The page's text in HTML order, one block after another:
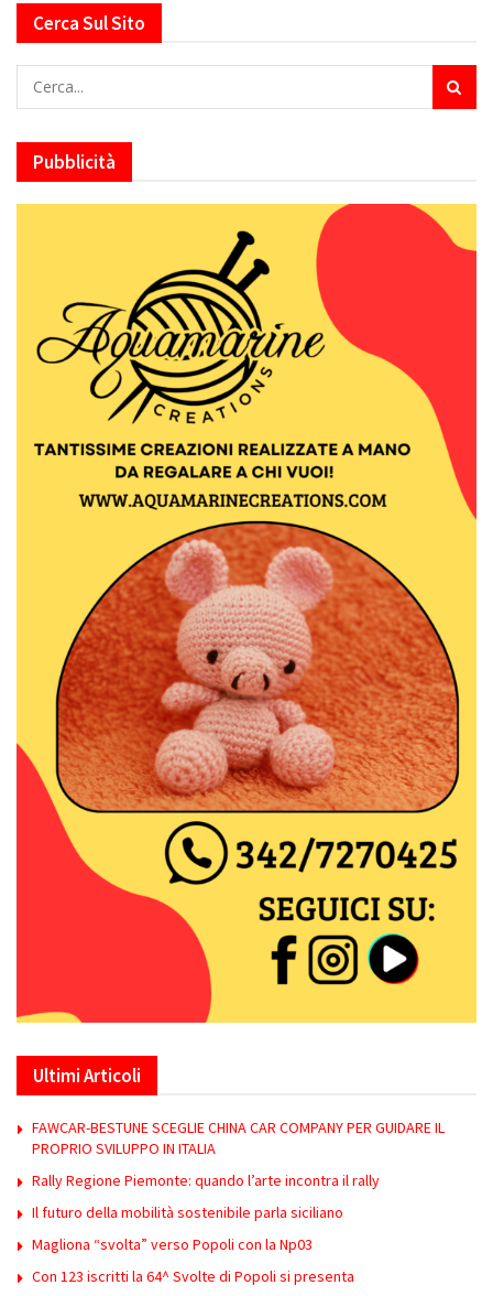
Cerca Sul Sito
Pubblicità
Ultimi Articoli
FAWCAR-BESTUNE SCEGLIE CHINA CAR COMPANY PER GUIDARE IL
PROPRIO SVILUPPO IN ITALIA
Rally Regione Piemonte: quando l’arte incontra il rally
Il futuro della mobilità sostenibile parla siciliano
Magliona “svolta” verso Popoli con la Np03
Con 123 iscritti la 64^ Svolte di Popoli si presenta